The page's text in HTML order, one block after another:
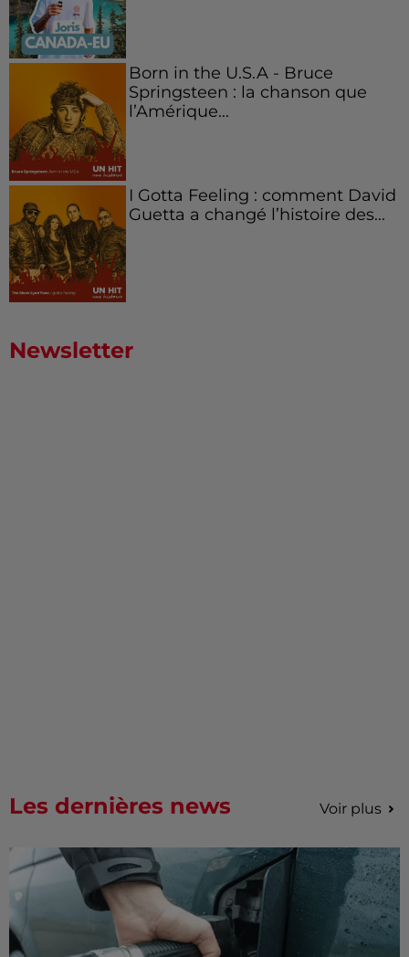
Born in the U.S.A - Bruce
Springsteen : la chanson que
l’Amérique...
I Gotta Feeling : comment David
Guetta a changé l’histoire des...
Newsletter
Les dernières news Voir plus